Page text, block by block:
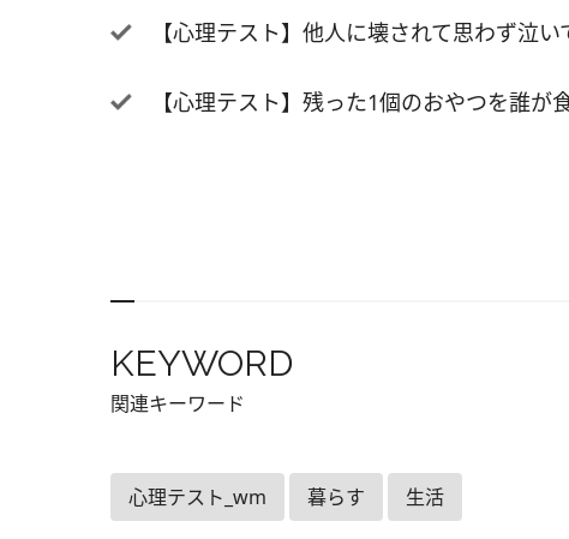
ぎて「過
だ人は、
【心理テスト】他人に壊されて思わず泣
【心理テスト】残った1個のおやつを誰
KEYWORD
関連キーワード
心理テスト_wm 暮らす 生活